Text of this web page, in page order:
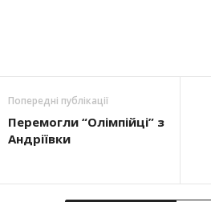
Попередні публікації
Перемогли “Олімпійці” з
Андріївки